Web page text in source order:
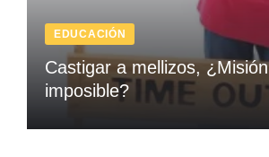
EDUCACIÓN
Castigar a mellizos, ¿Misión
imposible?